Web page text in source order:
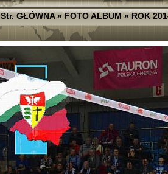
Str. GŁÓWNA»FOTO ALBUM»ROK